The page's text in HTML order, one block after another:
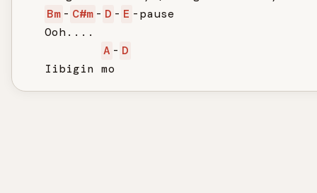
Bm - C#m - D - E -pause
   Ooh....
A - D
   Iibigin mo